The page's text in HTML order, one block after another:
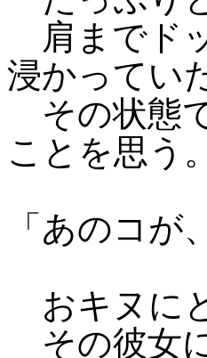
肩までド
浸かってい
その状態
ことを思う。
「あのコ
おキヌに
その彼女